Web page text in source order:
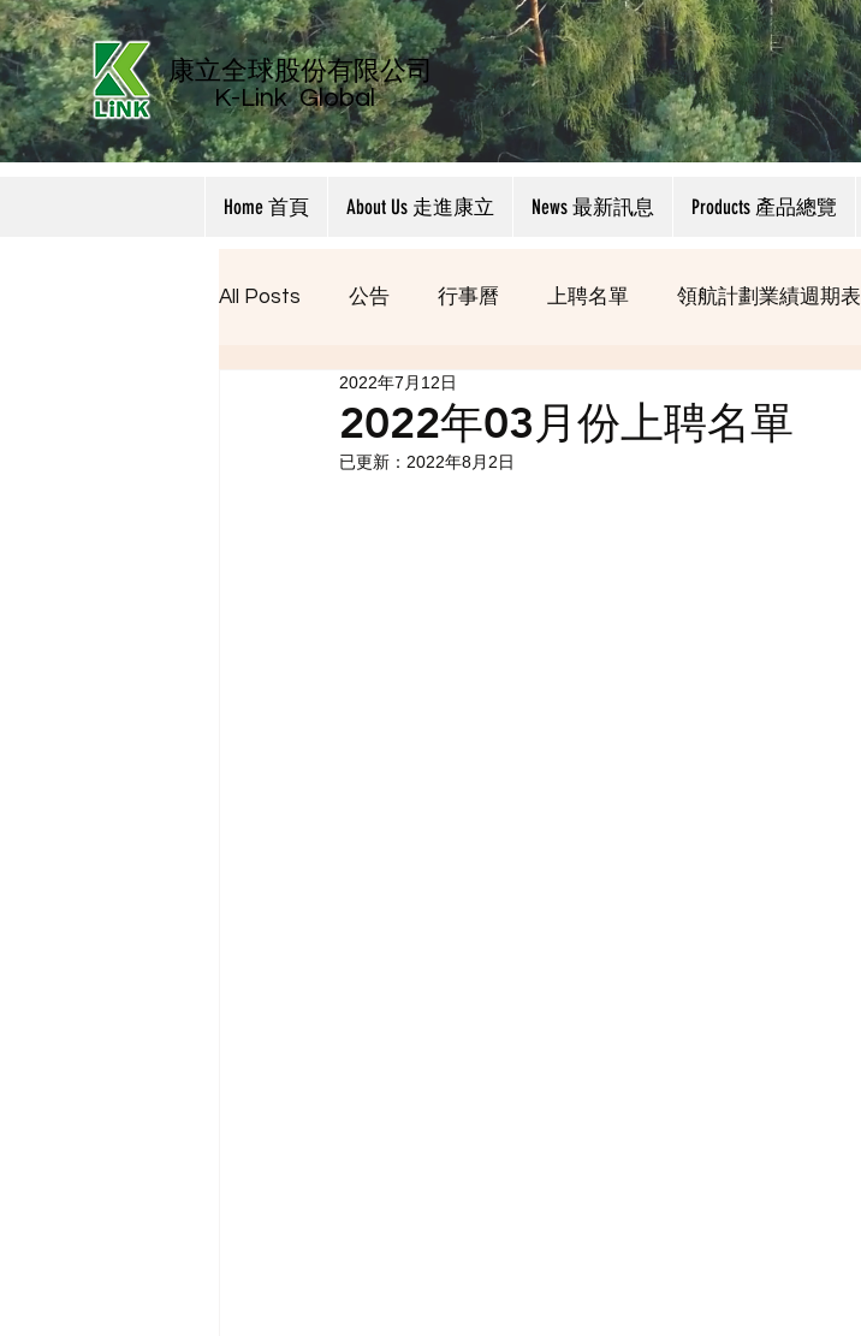
康立全球股份有限公司
K-LinkGlobal
Home 首頁 About Us 走進康立 News 最新訊息 Products 產品總覽
All Posts 公告 行事曆 上聘名單 領航計劃業績週期表
2022年03月份上聘名單
2022年7月12日
已更新： 2022年8月2日